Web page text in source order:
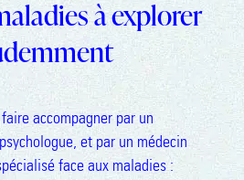
à explorer
accompagner par un
et par un médecin
face aux maladies :